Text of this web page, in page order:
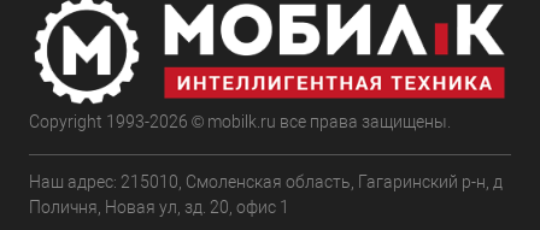
Copyright 1993-2026 © mobilk.ru все права защищены.
Наш адрес: 215010, Смоленская область, Гагаринский р-н, д
Поличня, Новая ул, зд. 20, офис 1